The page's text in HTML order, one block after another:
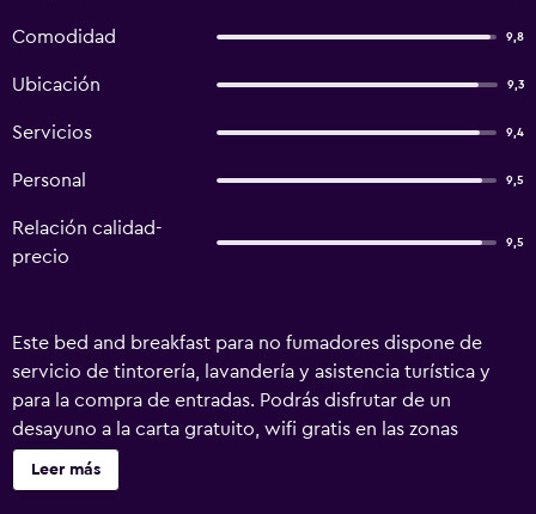
Comodidad 9,8
Ubicación 9,3
Servicios 9,4
Personal 9,5
Relación calidad-
precio
9,5
Este bed and breakfast para no fumadores dispone de
servicio de tintorería, lavandería y asistencia turística y
para la compra de entradas. Podrás disfrutar de un
desayuno a la carta gratuito, wifi gratis en las zonas
comunes y aparcamiento gratuito. Se incluye un único
servicio de limpieza durante la estancia. FunsonHotel
Leer más